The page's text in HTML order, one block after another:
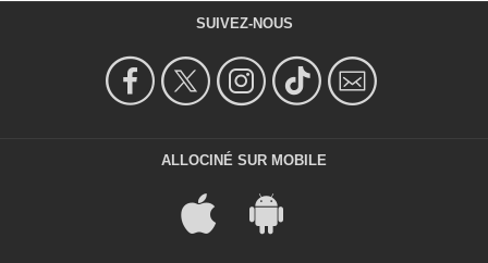
SUIVEZ-NOUS
ALLOCINÉ SUR MOBILE